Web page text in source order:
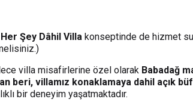
Her Şey Dâhil Villa konseptinde de hizmet
villa misafirlerine özel olarak Babadağ
beri, villamız konaklamaya dahil açık
bir deneyim yaşatmaktadır.